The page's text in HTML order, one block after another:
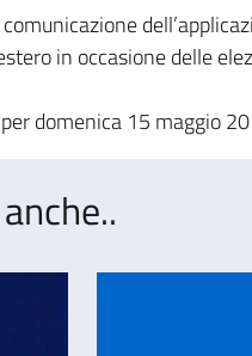
in occasione delle
domenica 15 maggio